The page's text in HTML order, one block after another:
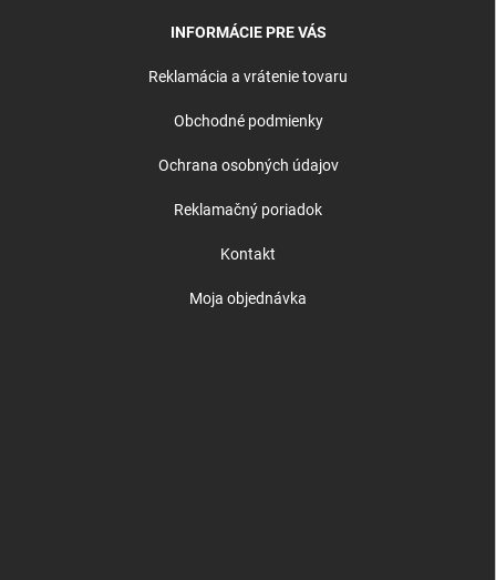
INFORMÁCIE PRE VÁS
Reklamácia a vrátenie tovaru
Obchodné podmienky
Ochrana osobných údajov
Reklamačný poriadok
Kontakt
Moja objednávka